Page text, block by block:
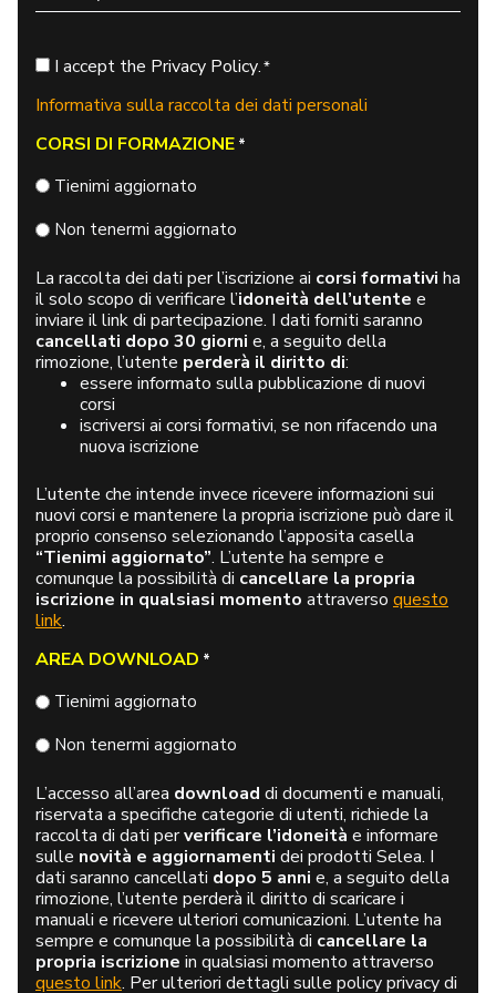
Region
Postal
Consent
I accept the Privacy Policy.*
Informativa sulla raccolta dei dati personali
CORSI DI FORMAZIONE *
Tienimi aggiornato
Non tenermi aggiornato
La raccolta dei dati per l’iscrizione ai corsi formativi ha
il solo scopo di verificare l’idoneità dell’utente e
inviare il link di partecipazione. I dati forniti saranno
cancellati dopo 30 giorni e, a seguito della
rimozione, l’utente perderà il diritto di:
essere informato sulla pubblicazione di nuovi
corsi
iscriversi ai corsi formativi, se non rifacendo una
nuova iscrizione
L’utente che intende invece ricevere informazioni sui
nuovi corsi e mantenere la propria iscrizione può dare il
proprio consenso selezionando l’apposita casella
“Tienimi aggiornato”. L’utente ha sempre e
comunque la possibilità di cancellare la propria
iscrizione in qualsiasi momento attraverso questo
link.
AREA DOWNLOAD *
Tienimi aggiornato
Non tenermi aggiornato
L’accesso all’area download di documenti e manuali,
riservata a specifiche categorie di utenti, richiede la
raccolta di dati perverificare l’idoneità e informare
sulle novità e aggiornamenti dei prodotti Selea. I
dati saranno cancellati dopo 5 anni e, a seguito della
rimozione, l’utente perderà il diritto di scaricare i
manuali e ricevere ulteriori comunicazioni. L’utente ha
sempre e comunque la possibilità di cancellare la
propria iscrizione in qualsiasi momento attraverso
questo link. Per ulteriori dettagli sulle policy privacy di